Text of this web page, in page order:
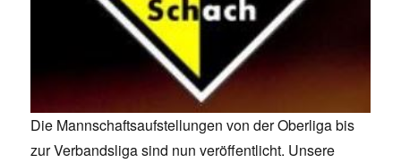
Die Mannschaftsaufstellungen von der Oberliga bis
zur Verbandsliga sind nun veröffentlicht. Unsere